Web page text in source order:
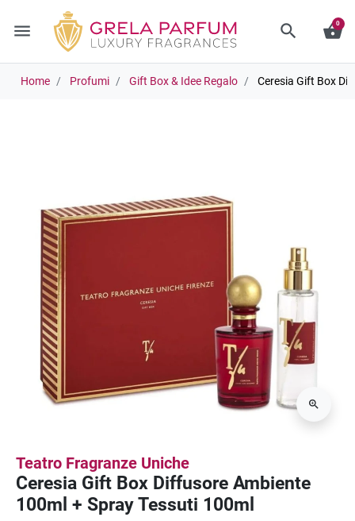
menu search shopping_basket
0
Home Profumi Gift Box & Idee Regalo Ceresia Gift Box
Teatro Fragranze Uniche
Ceresia Gift Box Diffusore Ambiente
100ml + Spray Tessuti 100ml